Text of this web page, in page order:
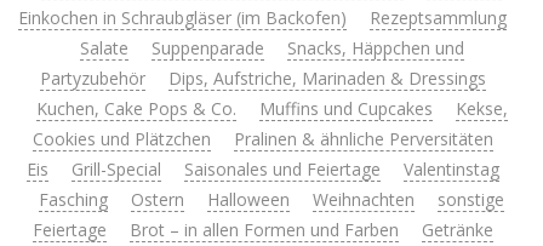
Einkochen in Schraubgläser (im Backofen)
Rezeptsammlung
Salate
Suppenparade
Snacks, Häppchen und
Partyzubehör
Dips, Aufstriche, Marinaden & Dressings
Kuchen, Cake Pops & Co.
Muffins und Cupcakes
Kekse,
Cookies und Plätzchen
Pralinen & ähnliche Perversitäten
Eis
Grill-Special Saisonales und Feiertage
Valentinstag
Fasching
Ostern Halloween Weihnachten
sonstige
Feiertage
Brot – in allen Formen und Farben
Getränke